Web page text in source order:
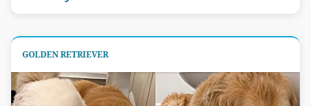
GOLDEN RETRIEVER